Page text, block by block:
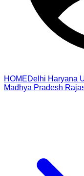
HOMEDelhi Haryana
Madhya Pradesh